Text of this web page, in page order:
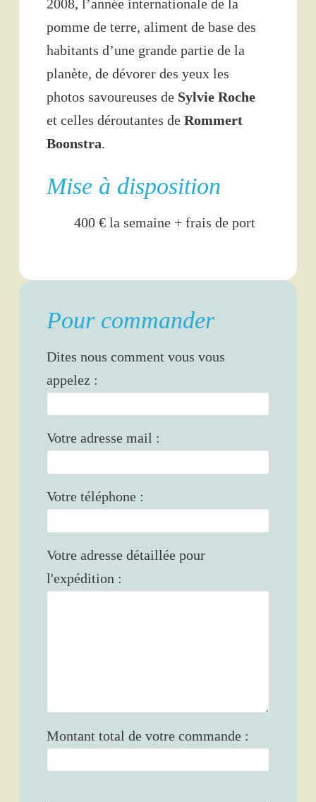
2008, l’année internationale de la
pomme de terre, aliment de base des
habitants d’une grande partie de la
planète, de dévorer des yeux les
photos savoureuses de Sylvie Roche
et celles déroutantes deRommert
Boonstra.
Mise à disposition
400 € la semaine + frais de port
Pour commander
Dites nous comment vous vous
appelez :
Votre adresse mail :
Votre téléphone :
Votre adresse détaillée pour
l'expédition :
Montant total de votre commande :